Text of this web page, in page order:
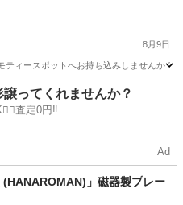
8月9日
ースポットへお持ち込みしませんか？
譲ってくれませんか？
査定0円‼️
Ad
」磁器製プレー